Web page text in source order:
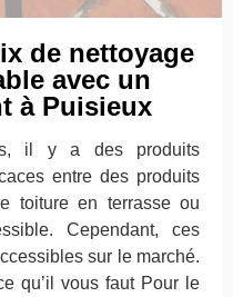
de nettoyage
avec un
à Puisieux
il y a des produits
entre des produits
toiture en terrasse ou
Cependant, ces
sur le marché.
qu’il vous faut Pour le